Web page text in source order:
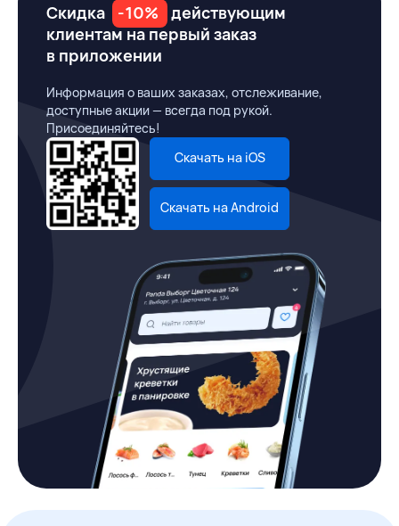
Скидка -10%
действующим
клиентам на первый заказ
в приложении
Информация о ваших заказах, отслеживание,
доступные акции — всегда под рукой.
Присоединяйтесь!
Скачать на iOS
Скачать на Android